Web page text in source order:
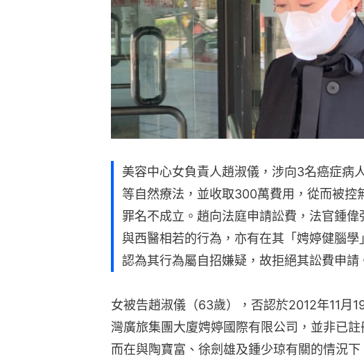
美容中心女負責人趙淑儀，涉向3名癌症病
等自然療法，並收取300萬費用，從而被控
罪名不成立。趙向法庭申請訟費，法官鍾
與西醫相若的行為，亦有在其「娉婷健腦學
認為其行為屬自招嫌疑，故拒絕其訟費申請
女被告趙淑儀（63歲），否認於2012年11月
灣廣旅集團大廈娉婷國際有限公司，並非已註
而在與陶寶富、徐劍雄及鍾少琼有關的情況